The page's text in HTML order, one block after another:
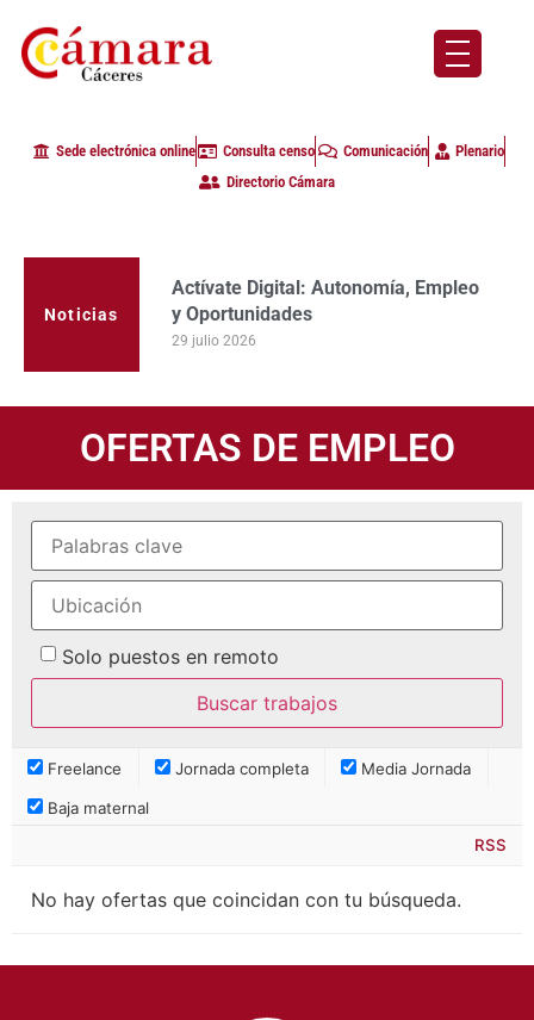
Sede electrónica online Consulta censo Comunicación
Plenario
Directorio Cámara
Noticias
Actívate Digital: Autonomía, Empleo
y Oportunidades
29 julio 2026
OFERTAS DE EMPLEO
Solo puestos en remoto
Freelance Jornada completa Media Jornada
Baja maternal
RSS
No hay ofertas que coincidan con tu búsqueda.